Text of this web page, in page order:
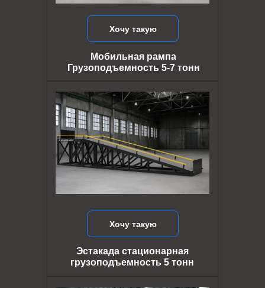
Хочу такую
Эстакада стационарная
грузоподъемность 5 тонн
Хочу такую
Мобильная рампа
Грузоподъемность 5-7 тонн